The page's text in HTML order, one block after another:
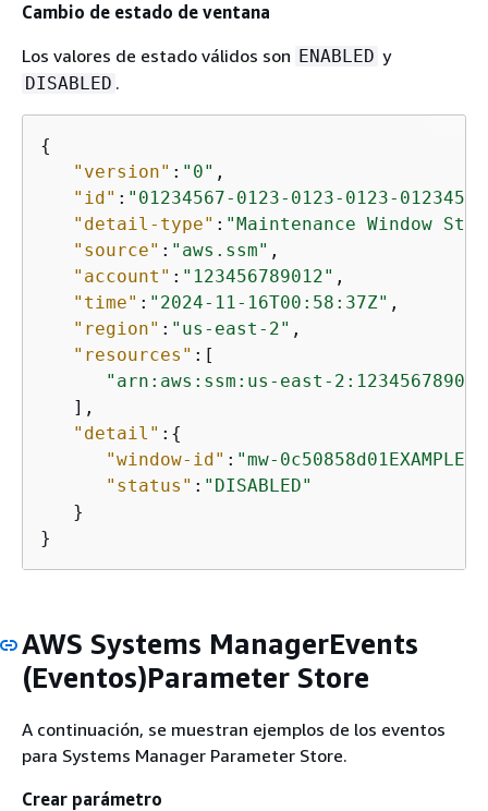
Cambio de estado de ventana
Los valores de estado válidos son ENABLED y
DISABLED .
{
"version" : "0" ,
"id" : "01234567-0123-0123-0123-
"detail-type" : "Maintenance Window
"source" : "aws.ssm" ,
"account" : "123456789012" ,
"time" : "2024-11-16T00:58:37Z" ,
"region" : "us-east-2" ,
"resources" :[
"arn:aws:ssm:us-east-
   ],
"detail" : {
"window-id" : "mw-0c50858d01EXAMPLE"
"status" : "DISABLED"
   }
}
AWS Systems ManagerEvents
(Eventos)Parameter Store
A continuación, se muestran ejemplos de los eventos
para Systems Manager Parameter Store.
Crear parámetro